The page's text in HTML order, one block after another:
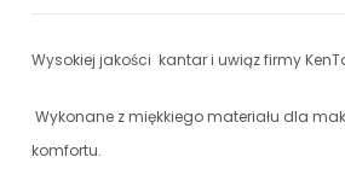
Wysokiej jakości kantar i uwiąz firmy
Wykonane z miękkiego materiału dla
komfortu.